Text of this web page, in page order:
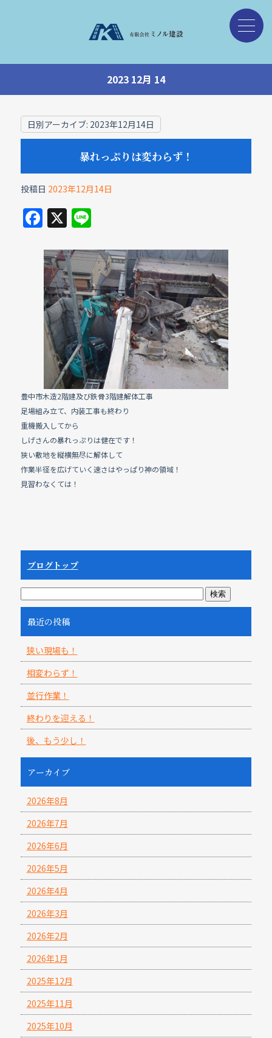
2023 12月 14
日別アーカイブ: 2023年12月14日
暴れっぷりは変わらず！
投稿日 2023年12月14日
F
c
e
b
o
o
k
X Li
e
豊中市木造2階建及び鉄骨3階建解体工事
足場組み立て、内装工事も終わり
重機搬入してから
しげさんの暴れっぷりは健在です！
狭い敷地を縦横無尽に解体して
作業半径を広げていく速さはやっぱり神の領域！
見習わなくては！
ブログトップ
最近の投稿
狭い現場も！
相変わらず！
並行作業！
終わりを迎える！
後、もう少し！
アーカイブ
2026年8月
2026年7月
2026年6月
2026年5月
2026年4月
2026年3月
2026年2月
2026年1月
2025年12月
2025年11月
2025年10月